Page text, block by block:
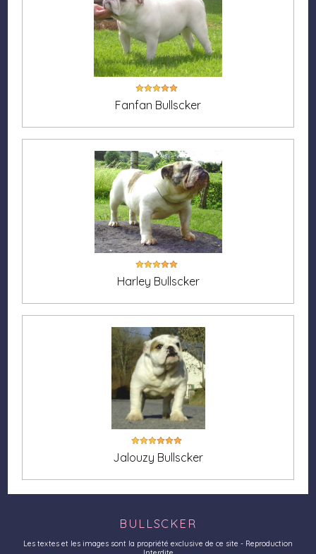
Fanfan Bullscker
Harley Bullscker
Jalouzy Bullscker
BULLSCKER
Les textes et les images sont la propriété exclusive de ce site - Reproduction